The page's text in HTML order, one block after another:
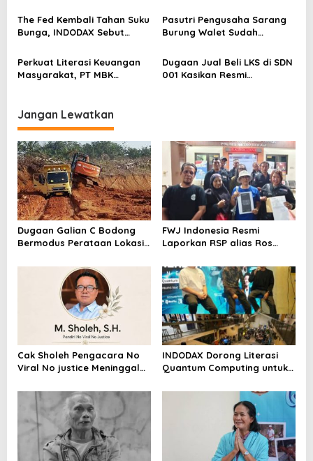
Blockchain
The Fed Kembali Tahan Suku
Bunga, INDODAX Sebut
Sentimen Pasar
Pasutri Pengusaha Sarang
Burung Walet Sudah
Pelapor Desak Polda Jambi
Segera Lakukan Penahanan
Perkuat Literasi Keuangan
Masyarakat, PT MBK
Dugaan Jual Beli LKS di SDN
001 Kasikan Resmi
Jangan Lewatkan
Dugaan Galian C Bodong
Bermodus Perataan Lokasi
Riau Akan Tinjauan Lokasi
FWJ Indonesia Resmi
Laporkan RSP alias Ros
Cak Sholeh Pengacara No
Viral No justice Meninggal
INDODAX Dorong Literasi
Quantum Computing untuk
Blockchain